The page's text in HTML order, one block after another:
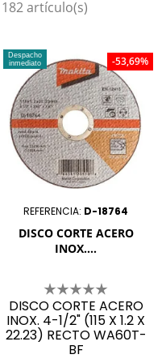
artículo(s)
Despacho
inmediato
REFERENCIA: D-18764
DISCO CORTE ACERO
INOX....
DISCO CORTE ACERO
INOX. 4-1/2" (115 X 1.2 X
22.23) RECTO WA60T-
BF
-53,69%